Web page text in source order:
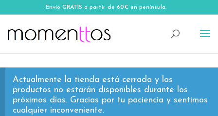
Envío GRATIS a partir de 60€ en península.
Actualmente la tienda está cerrada y los
productos no estarán disponibles durante los
próximos días. Gracias por tu paciencia y sentimos
cualquier inconveniente.